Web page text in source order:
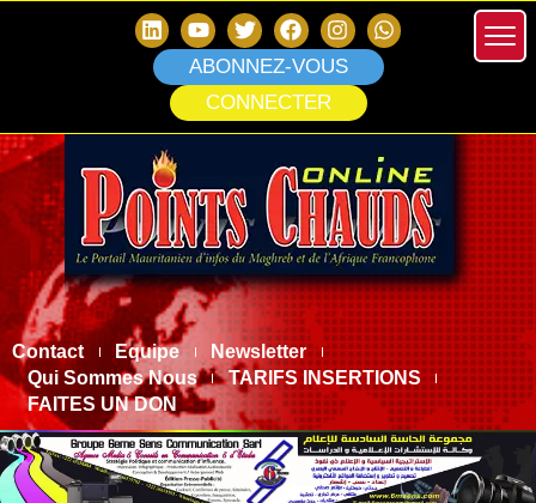
ABONNEZ-VOUS
CONNECTER
Contact Equipe
Newsletter
Qui Sommes Nous
TARIFS INSERTIONS
FAITES UN DON